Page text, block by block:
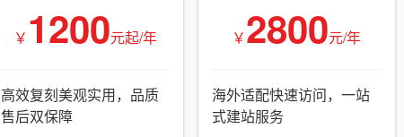
￥ 1200元起/年
高效复刻美观实用，品质
售后双保障
￥2800元/年
海外适配快速访问，一站
式建站服务